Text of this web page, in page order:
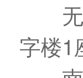
字楼1